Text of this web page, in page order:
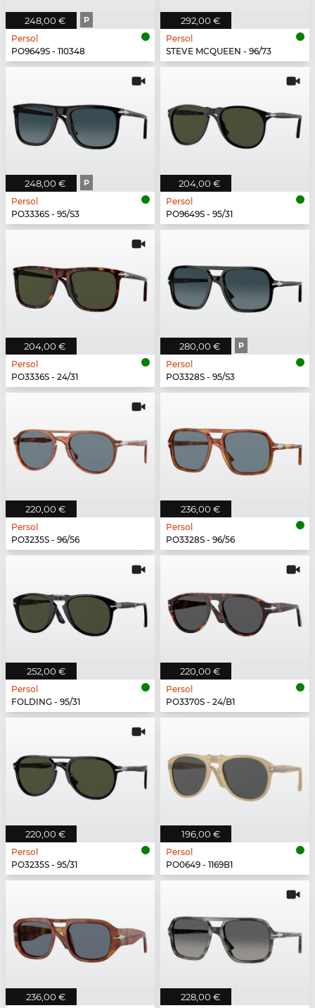
248,00 € P
Persol
PO9649S - 110348
292,00 €
Persol
STEVE MCQUEEN - 96/73
248,00 € P
Persol
PO3336S - 95/S3
204,00 €
Persol
PO9649S - 95/31
204,00 €
Persol
PO3336S - 24/31
280,00 € P
Persol
PO3328S - 95/S3
220,00 €
Persol
PO3235S - 96/56
236,00 €
Persol
PO3328S - 96/56
252,00 €
Persol
FOLDING - 95/31
220,00 €
Persol
PO3370S - 24/B1
220,00 €
Persol
PO3235S - 95/31
196,00 €
Persol
PO0649 - 1169B1
236,00 € 228,00 €